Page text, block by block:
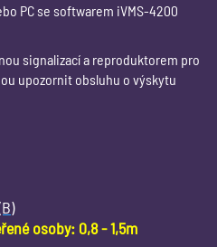
PC se softwarem iVMS-4200
signalizací a reproduktorem pro
upozornit obsluhu o výskytu
osoby: 0,8 - 1,5m